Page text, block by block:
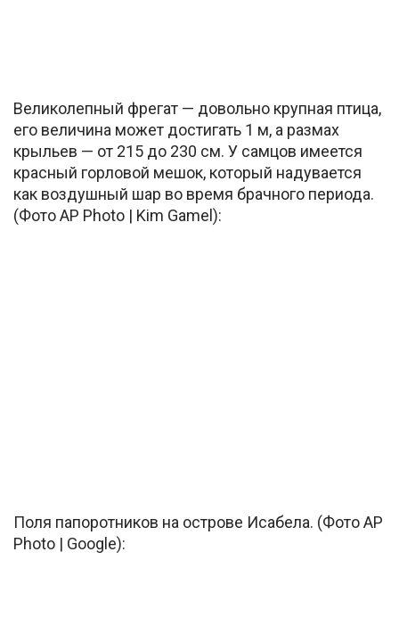
Великолепный фрегат — довольно крупная птица,
его величина может достигать 1 м, а размах
крыльев — от 215 до 230 см. У самцов имеется
красный горловой мешок, который надувается
как воздушный шар во время брачного периода.
(Фото AP Photo | Kim Gamel):
Поля папоротников на острове Исабела. (Фото AP
Photo | Google):